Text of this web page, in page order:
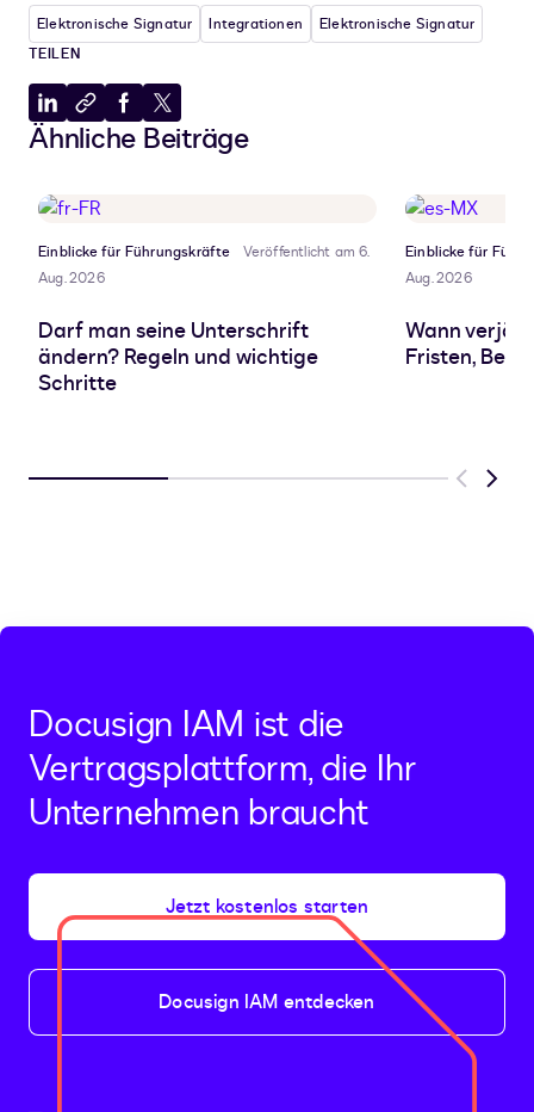
Elektronische Signatur Integrationen
Elektronische Signatur
TEILEN
Auf
LinkedIn
In
Zwischenablage
Auf
Facebook
Auf
X
Ähnliche Beiträge
Einblicke für Führungskräfte
Veröffentlicht am 6.
Aug. 2026
Darf man seine Unterschrift
ändern? Regeln und wichtige
Schritte
Einblicke für
Aug. 2026
Wann
Fristen,
Previous
Next
Docusign IAM ist die
Vertragsplattform, die Ihr
Unternehmen braucht
Jetzt kostenlos starten
Docusign IAM entdecken